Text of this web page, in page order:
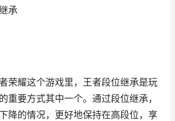
承
荣耀这个游戏里，王者段位继承是玩
重要方式其中一个。通过段位继承，
降的情况，更好地保持在高段位，享